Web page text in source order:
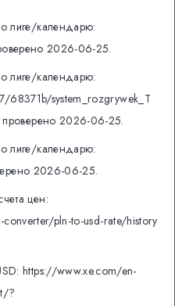
лиге/календарю:
2026-06-25.
лиге/календарю:
system_rozgrywek_T
2026-06-25.
лиге/календарю:
2026-06-25.
цен:
pln-to-usd-rate/history
https://www.xe.com/en-
?